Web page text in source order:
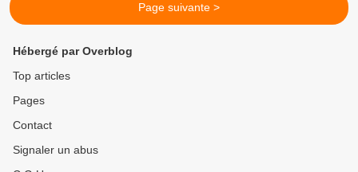
Page suivante >
Hébergé par Overblog
Top articles
Pages
Contact
Signaler un abus